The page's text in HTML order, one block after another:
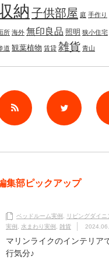
納 子供部屋 庭 手作り
所 海外 無印良品 照明 狭小住宅
道 観葉植物 賃貸 雑貨 青山
Twitter
集部ピックアップ
ベッドルーム実例 , リビングダイニ
実例 , 水まわり実例 , 雑貨
マリンライクのインテリア
行気分♪